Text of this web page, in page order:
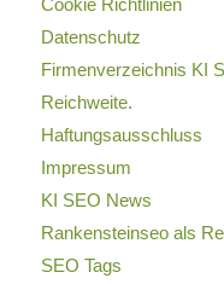
Cookie Richtlinien
Datenschutz
Firmenverzeichnis KI
Reichweite.
Haftungsausschluss
Impressum
KI SEO News
Rankensteinseo als
SEO Tags